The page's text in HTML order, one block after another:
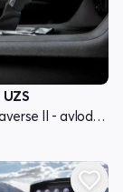
UZS
Chevrolet Traverse II - avlod restyling